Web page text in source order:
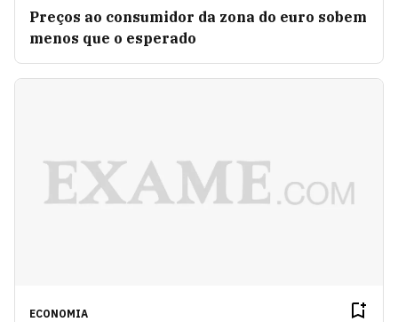
Preços ao consumidor da zona do euro sobem
menos que o esperado
ECONOMIA